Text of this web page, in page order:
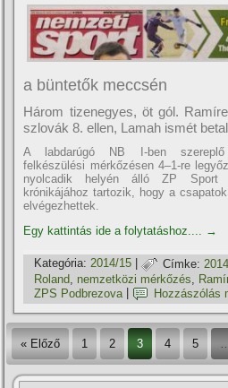
a büntetők meccsén
Három tizenegyes, öt gól.
szlovák 8. ellen, Lamah ismét
A labdarúgó NB I-ben szereplő
felkészülési mérkőzésen 4–1-re
nyolcadik helyén álló ZP Sport
krónikájához tartozik, hogy a
elvégezhettek.
Egy kattintás ide a folytatáshoz.... →
Kategória: 2014/15 | Címke:
Roland, nemzetközi mérkőzés,
ZPS Podbrezova
Hozzászólás
« Előző 1 2 3 4 5